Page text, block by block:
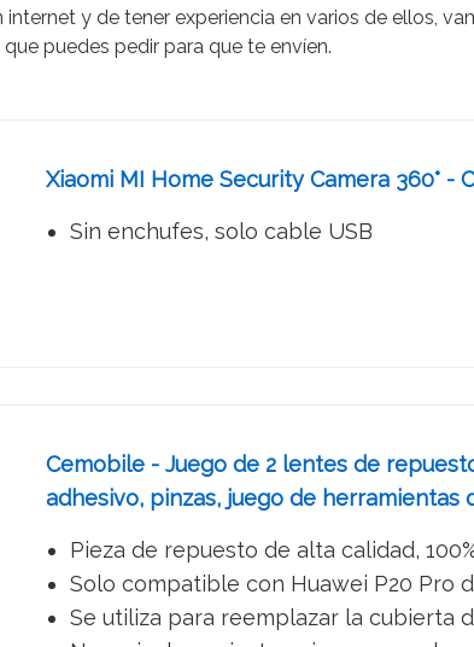
internet y de tener experiencia en varios de ellos,
puedes pedir para que te envíen.
Xiaomi MI Home Security Camera 360° -
Sin enchufes, solo cable USB
Cemobile - Juego de 2 lentes de
adhesivo, pinzas, juego de
Pieza de repuesto de alta calidad,
Solo compatible con Huawei P20 Pro
Se utiliza para reemplazar la cubierta